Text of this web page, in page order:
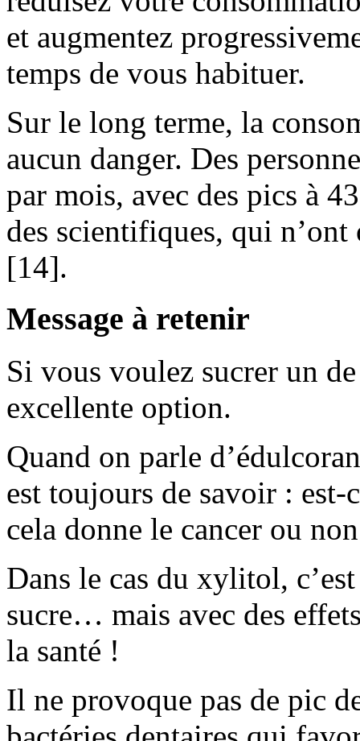
et augmentez
temps de vous habituer.
Sur le long terme, la
aucun danger. Des
par mois, avec des pics à
des scientifiques, qui
[14].
Message à retenir
Si vous voulez sucrer un
excellente option.
Quand on parle
est toujours de savoir :
cela donne le cancer ou
Dans le cas du xylitol,
sucre… mais avec des
la santé !
Il ne provoque pas de pic